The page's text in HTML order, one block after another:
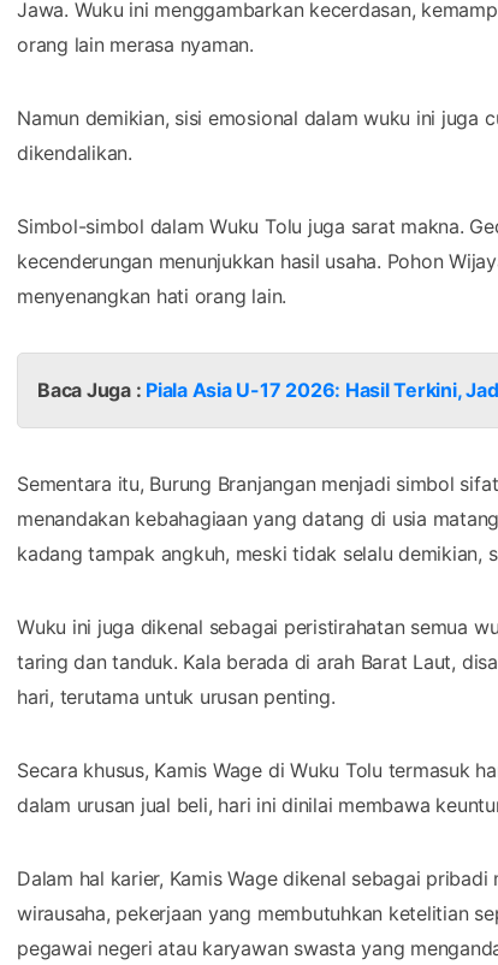
Jawa. Wuku ini menggambarkan kecerdasan,
orang lain merasa nyaman.
Namun demikian, sisi emosional dalam wuku ini juga
dikendalikan.
Simbol-simbol dalam Wuku Tolu juga sarat makna.
kecenderungan menunjukkan hasil usaha. Pohon
menyenangkan hati orang lain.
Baca Juga : Piala Asia U-17 2026: Hasil Terkini,
Sementara itu, Burung Branjangan menjadi simbol
menandakan kebahagiaan yang datang di usia
kadang tampak angkuh, meski tidak selalu demikian,
Wuku ini juga dikenal sebagai peristirahatan semua
taring dan tanduk. Kala berada di arah Barat Laut,
hari, terutama untuk urusan penting.
Secara khusus, Kamis Wage di Wuku Tolu termasuk
dalam urusan jual beli, hari ini dinilai membawa
Dalam hal karier, Kamis Wage dikenal sebagai
wirausaha, pekerjaan yang membutuhkan ketelitian
pegawai negeri atau karyawan swasta yang